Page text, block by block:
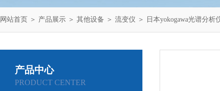
网站首页 ＞ 产品展示 ＞ 其他设备 ＞ 流变仪 ＞ 日本yokogawa光谱分析
产品中心
PRODUCT CENTER